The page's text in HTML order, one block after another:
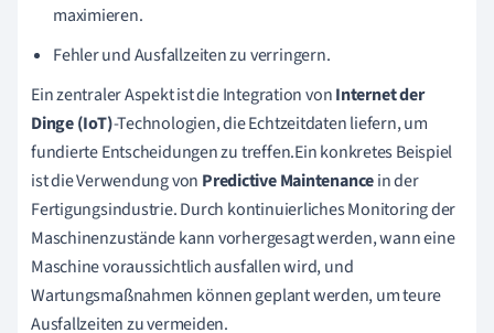
maximieren.
Fehler und Ausfallzeiten zu verringern.
Ein zentraler Aspekt ist die Integration vonInternet der
Dinge (IoT)-Technologien, die Echtzeitdaten liefern, um
fundierte Entscheidungen zu treffen.Ein konkretes Beispiel
ist die Verwendung von Predictive Maintenancein der
Fertigungsindustrie. Durch kontinuierliches Monitoring der
Maschinenzustände kann vorhergesagt werden, wann eine
Maschine voraussichtlich ausfallen wird, und
Wartungsmaßnahmen können geplant werden, um teure
Ausfallzeiten zu vermeiden.